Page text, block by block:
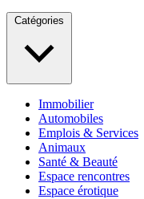
Catégories
Immobilier
Automobiles
Emplois & Services
Animaux
Santé & Beauté
Espace rencontres
Espace érotique